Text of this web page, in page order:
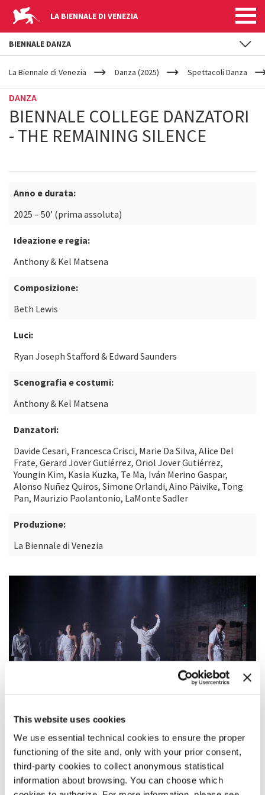
This website uses cookies
We use essential technical cookies to ensure the proper
functioning of the site and, only with your prior consent,
third-party cookies to collect anonymous statistical
information about browsing. You can choose which
LA BIENNALE DI VENEZIA
YOUR
ARE
La Biennale di Venezia Danza (2025) Spettacoli Danza
DANZA
BIENNALE COLLEGE DANZATORI
- THE REMAINING SILENCE
Anno e durata:
2025 – 50’ (prima assoluta)
Ideazione e regia:
Anthony & Kel Matsena
Composizione:
Beth Lewis
Luci:
Ryan Joseph Stafford & Edward Saunders
Scenografia e costumi:
Anthony & Kel Matsena
Danzatori:
Davide Cesari, Francesca Crisci, Marie Da Silva, Alice Del
Frate, Gerard Jover Gutiérrez, Oriol Jover Gutiérrez,
Youngin Kim, Kasia Kuzka, Te Ma, Iván Merino Gaspar,
Alonso Nuñez Quiros, Simone Orlandi, Aino Päivike, Tong
Pan, Maurizio Paolantonio, LaMonte Sadler
Produzione:
La Biennale di Venezia
DESCRIZIONE
The Remaining Silence è un nuovo lavoro che abbiamo creato
BIENNALE DANZA